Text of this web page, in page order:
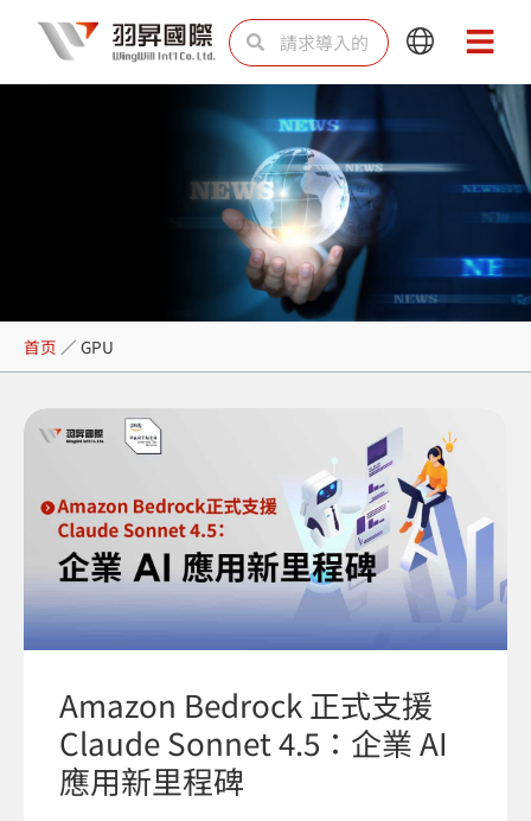
内
SearchSearch
Main
Menu
Main
Menu
GPU
首页 ／ GPU
Amazon Bedrock 正式支援
Claude Sonnet 4.5：企業 AI
應用新里程碑